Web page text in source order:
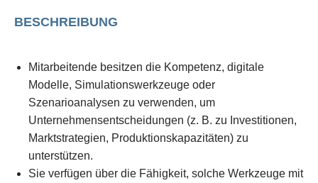
BESCHREIBUNG
Mitarbeitende besitzen die Kompetenz, digitale
Modelle, Simulationswerkzeuge oder
Szenarioanalysen zu verwenden, um
Unternehmensentscheidungen (z. B. zu Investitionen,
Marktstrategien, Produktionskapazitäten) zu
unterstützen.
Sie verfügen über die Fähigkeit, solche Werkzeuge mit